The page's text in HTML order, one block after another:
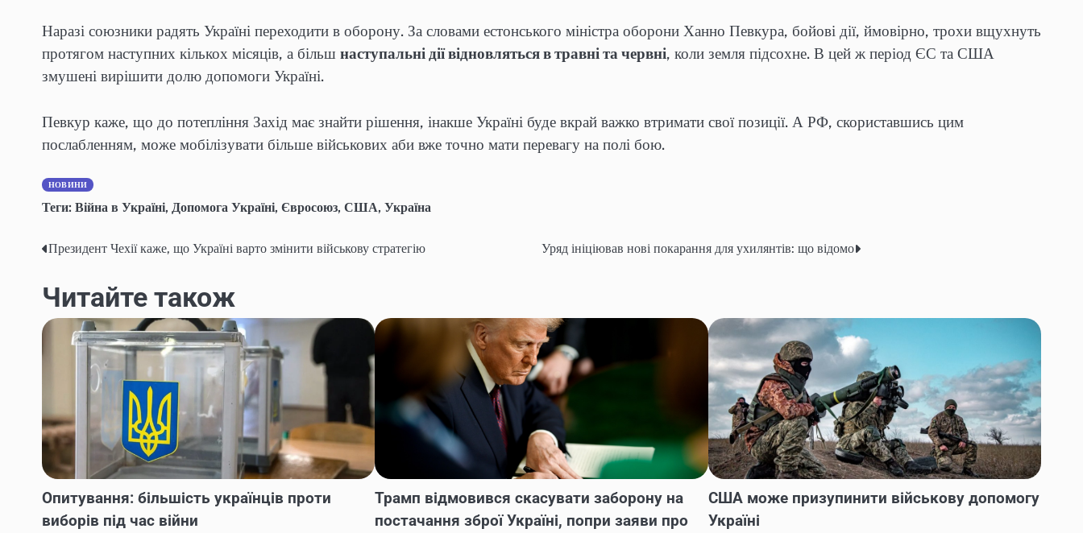
Наразі союзники радять Україні переходити в оборону. За словами естонського міністра оборони Ханно Певкура, бойові дії, ймовірно, трохи вщухнуть
протягом наступних кількох місяців, а більш наступальні дії відновляться в травні та червні, коли земля підсохне. В цей ж період ЄС та США
змушені вирішити долю допомоги Україні.
Певкур каже, що до потепління Захід має знайти рішення, інакше Україні буде вкрай важко втримати свої позиції. А РФ, скориставшись цим
послабленням, може мобілізувати більше військових аби вже точно мати перевагу на полі бою.
НОВИНИ
Теги: Війна в Україні, Допомога Україні, Євросоюз, США, Україна
Навігація
записів
Президент Чехії каже, що Україні варто змінити військову стратегію Уряд ініціював нові покарання для ухилянтів: що відомо
Читайте також
Опитування: більшість українців проти
виборів під час війни
Трамп відмовився скасувати заборону на
постачання зброї Україні, попри заяви про
США може призупинити військову допомогу
Україні